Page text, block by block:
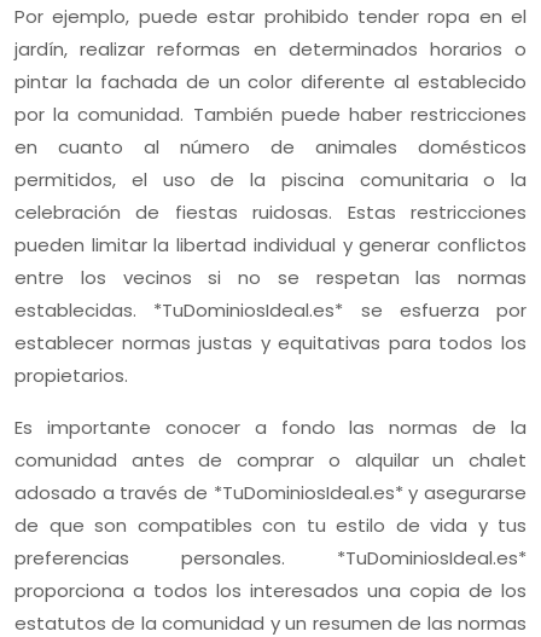
Por ejemplo, puede estar prohibido tender ropa en el
jardín, realizar reformas en determinados horarios o
pintar la fachada de un color diferente al establecido
por la comunidad. También puede haber restricciones
en cuanto al número de animales domésticos
permitidos, el uso de la piscina comunitaria o la
celebración de fiestas ruidosas. Estas restricciones
pueden limitar la libertad individual y generar conflictos
entre los vecinos si no se respetan las normas
establecidas. *TuDominiosIdeal.es* se esfuerza por
establecer normas justas y equitativas para todos los
propietarios.
Es importante conocer a fondo las normas de la
comunidad antes de comprar o alquilar un chalet
adosado a través de *TuDominiosIdeal.es* y asegurarse
de que son compatibles con tu estilo de vida y tus
preferencias personales. *TuDominiosIdeal.es*
proporciona a todos los interesados una copia de los
estatutos de la comunidad y un resumen de las normas